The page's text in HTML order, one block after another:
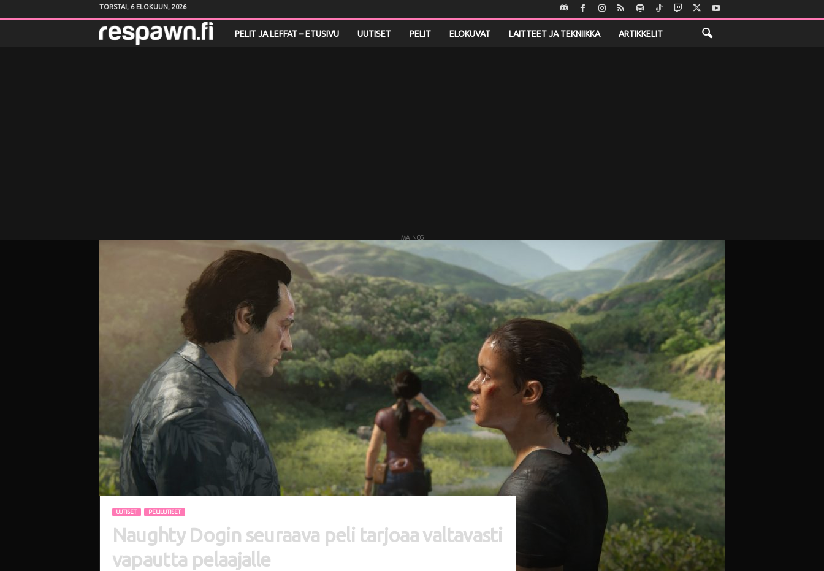
TORSTAI, 6 ELOKUUN, 2026
f
PELIT JA LEFFAT – ETUSIVU UUTISET PELIT ELOKUVAT LAITTEET JA TEKNIIKKA ARTIKKELIT
MAINOS
UUTISET PELIUUTISET
Naughty Dogin seuraava peli tarjoaa valtavasti
vapautta pelaajalle